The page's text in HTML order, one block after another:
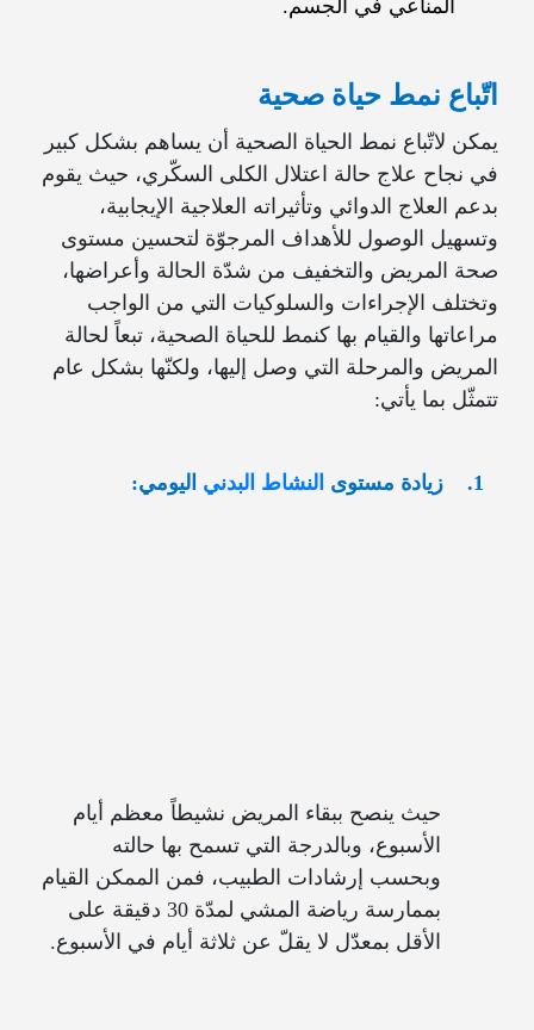
المناعي في الجسم.
اتّباع نمط حياة صحية
يمكن لاتّباع نمط الحياة الصحية أن يساهم بشكل كبير
في نجاح علاج حالة اعتلال الكلى السكّري، حيث يقوم
بدعم العلاج الدوائي وتأثيراته العلاجية الإيجابية،
وتسهيل الوصول للأهداف المرجوّة لتحسين مستوى
صحة المريض والتخفيف من شدّة الحالة وأعراضها،
وتختلف الإجراءات والسلوكيات التي من الواجب
مراعاتها والقيام بها كنمط للحياة الصحية، تبعاً لحالة
المريض والمرحلة التي وصل إليها، ولكنّها بشكل عام
تتمثّل بما يأتي:
1. زيادة مستوى النشاط البدني اليومي:
حيث ينصح ببقاء المريض نشيطاً معظم أيام
الأسبوع، وبالدرجة التي تسمح بها حالته
وبحسب إرشادات الطبيب، فمن الممكن القيام
بممارسة رياضة المشي لمدّة 30 دقيقة على
الأقل بمعدّل لا يقلّ عن ثلاثة أيام في الأسبوع.